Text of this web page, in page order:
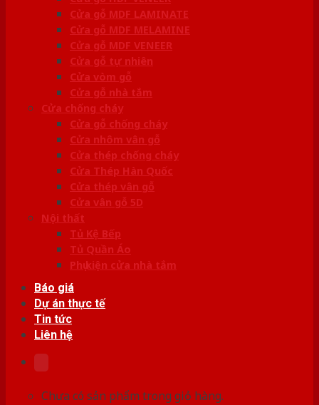
Cửa gỗ MDF LAMINATE
Cửa gỗ MDF MELAMINE
Cửa gỗ MDF VENEER
Cửa gỗ tự nhiên
Cửa vòm gỗ
Cửa gỗ nhà tắm
Cửa chống cháy
Cửa gỗ chống cháy
Cửa nhôm vân gỗ
Cửa thép chống cháy
Cửa Thép Hàn Quốc
Cửa thép vân gỗ
Cửa vân gỗ 5D
Nội thất
Tủ Kệ Bếp
Tủ Quần Áo
Phụ kiện cửa nhà tắm
Báo giá
Dự án thực tế
Tin tức
Liên hệ
Chưa có sản phẩm trong giỏ hàng.